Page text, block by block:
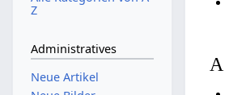
A
Z
Administratives
Neue Artikel